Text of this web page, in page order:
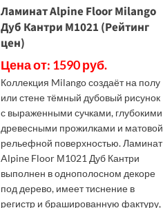
Ламинат Alpine Floor Milango
Дуб Кантри М1021 (Рейтинг
цен)
Цена от: 1590 руб.
Коллекция Milango создаёт на полу
или стене тёмный дубовый рисунок
с выраженными сучками, глубокими
древесными прожилками и матовой
рельефной поверхностью. Ламинат
Alpine Floor М1021 Дуб Кантри
выполнен в однополосном декоре
под дерево, имеет тиснение в
регистр и брашированную фактуру,